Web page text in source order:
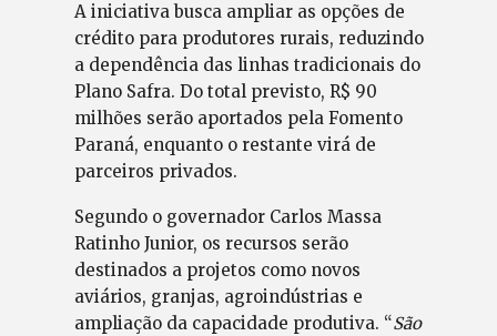
A iniciativa busca ampliar as opções de
crédito para produtores rurais, reduzindo
a dependência das linhas tradicionais do
Plano Safra. Do total previsto, R$ 90
milhões serão aportados pela Fomento
Paraná, enquanto o restante virá de
parceiros privados.
Segundo o governador Carlos Massa
Ratinho Junior, os recursos serão
destinados a projetos como novos
aviários, granjas, agroindústrias e
ampliação da capacidade produtiva. “São